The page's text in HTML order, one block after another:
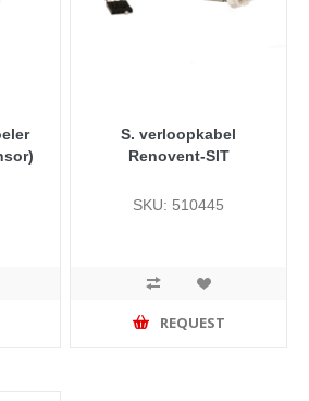
S. verloopkabel
Renovent-SIT
SKU: 510445
REQUEST